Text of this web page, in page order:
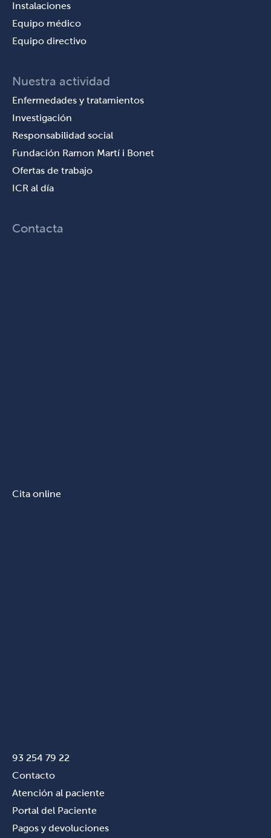
Instalaciones
Equipo médico
Equipo directivo
Nuestra actividad
Enfermedades y tratamientos
Investigación
Responsabilidad social
Fundación Ramon Martí i Bonet
Ofertas de trabajo
ICR al día
Contacta
Cita online
93 254 79 22
Contacto
Atención al paciente
Portal del Paciente
Pagos y devoluciones